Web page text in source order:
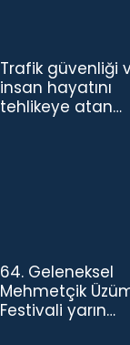
Trafik güvenliği
insan hayatını
tehlikeye atan
64. Geleneksel
Mehmetçik
Festivali yarın